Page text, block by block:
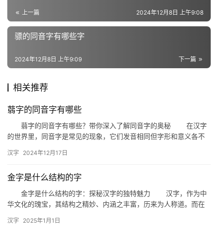
近
义
词
组
词
拼
上一篇 2024年12月8日 上午9:08
骠的同音字有哪些字
下一篇
2024年12月8日 上午9:09
相关推荐
蒻字的同音字有哪些
蒻字的同音字有哪些？带你深入了解同音字的奥秘 在汉字
的世界里，同音字是常见的现象，它们发音相同但字形和意义各不
开…
汉字 2024年12月17日
金字是什么结构的字
金字是什么结构的字：探秘汉字的独特魅力 汉字，作为中
华文化的瑰宝，其结构之精妙、内涵之丰富，历来为人称道。而在
数…
汉字 2025年1月1日